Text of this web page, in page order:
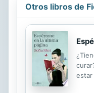
ha
ha
obra
Otros libros de
estar